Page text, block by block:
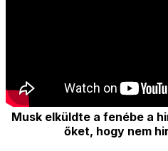
Musk elküldte a fenébe a
őket, hogy nem